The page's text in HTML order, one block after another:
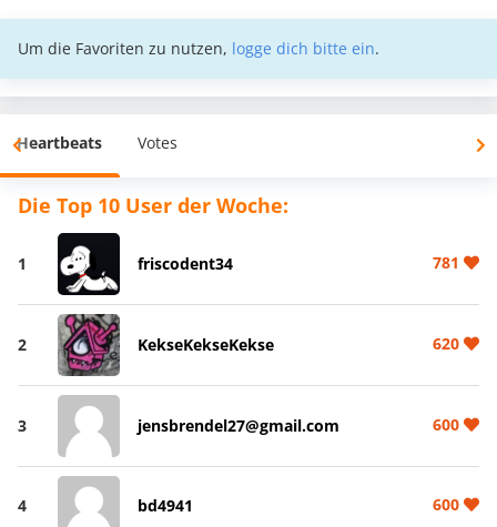
Um die Favoriten zu nutzen, logge dich bitte ein.
Heartbeats Votes
Die Top 10 User der Woche:
1 friscodent34 781
2 KekseKekseKekse 620
3 jensbrendel27@gmail.com 600
4 bd4941 600